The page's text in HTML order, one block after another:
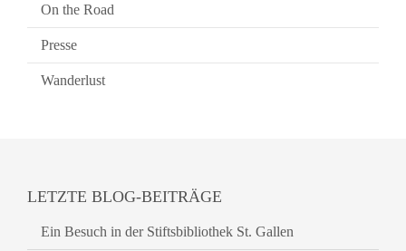
On the Road
Presse
Wanderlust
LETZTE BLOG-BEITRÄGE
Ein Besuch in der Stiftsbibliothek St. Gallen